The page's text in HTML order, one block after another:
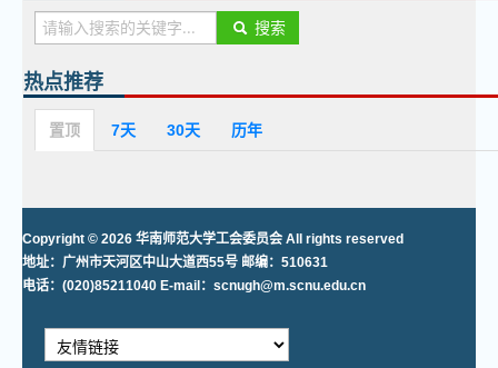
搜索
热点推荐
置顶 7天 30天 历年
Copyright © 2026 华南师范大学工会委员会 All rights reserved
地址：广州市天河区中山大道西55号 邮编：510631
电话：(020)85211040 E-mail：scnugh@m.scnu.edu.cn